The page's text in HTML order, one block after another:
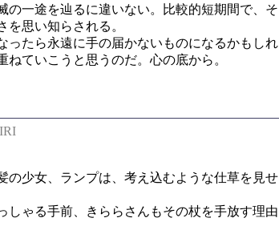
一途を辿るに違いない。比較的短期間で、そ
思い知らされる。
たら永遠に手の届かないものになるかもしれ
ていこうと思うのだ。心の底から。
少女、ランプは、考え込むような仕草を見せ
ゃる手前、きららさんもその杖を手放す理由